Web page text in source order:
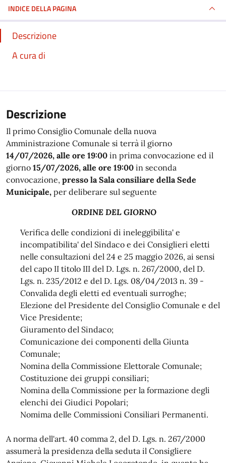
INDICE DELLA PAGINA
Descrizione
A cura di
Descrizione
Il primo Consiglio Comunale della nuova
Amministrazione Comunale si terrà il giorno
14/07/2026, alle ore 19:00 in prima convocazione ed il
giorno 15/07/2026, alle ore 19:00 in seconda
convocazione, presso la Sala consiliare della Sede
Municipale, per deliberare sul seguente
ORDINE DEL GIORNO
Verifica delle condizioni di ineleggibilita' e
incompatibilita' del Sindaco e dei Consiglieri eletti
nelle consultazioni del 24 e 25 maggio 2026, ai sensi
del capo II titolo III del D. Lgs. n. 267/2000, del D.
Lgs. n. 235/2012 e del D. Lgs. 08/04/2013 n. 39 -
Convalida degli eletti ed eventuali surroghe;
Elezione del Presidente del Consiglio Comunale e del
Vice Presidente;
Giuramento del Sindaco;
Comunicazione dei componenti della Giunta
Comunale;
Nomina della Commissione Elettorale Comunale;
Costituzione dei gruppi consiliari;
Nomina della Commissione per la formazione degli
elenchi dei Giudici Popolari;
Nomima delle Commissioni Consiliari Permanenti.
A norma dell'art. 40 comma 2, del D. Lgs. n. 267/2000
assumerà la presidenza della seduta il Consigliere